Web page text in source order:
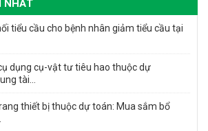
NHẤT
tiểu cầu cho bệnh nhân giảm tiểu cầu tại
dụng cụ-vật tư tiêu hao thuộc dự
tài...
thiết bị thuộc dự toán: Mua sắm bổ